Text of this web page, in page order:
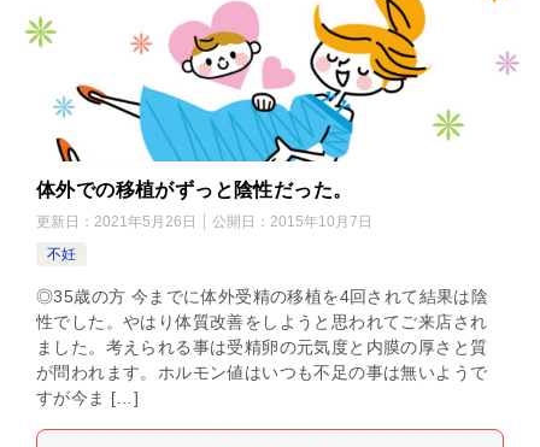
体外での移植がずっと陰性だった。
更新日： 2021年5月26日 公開日： 2015年10月7日
不妊
◎35歳の方 今までに体外受精の移植を4回されて結果は陰
性でした。やはり体質改善をしようと思われてご来店され
ました。考えられる事は受精卵の元気度と内膜の厚さと質
が問われます。ホルモン値はいつも不足の事は無いようで
すが今ま […]